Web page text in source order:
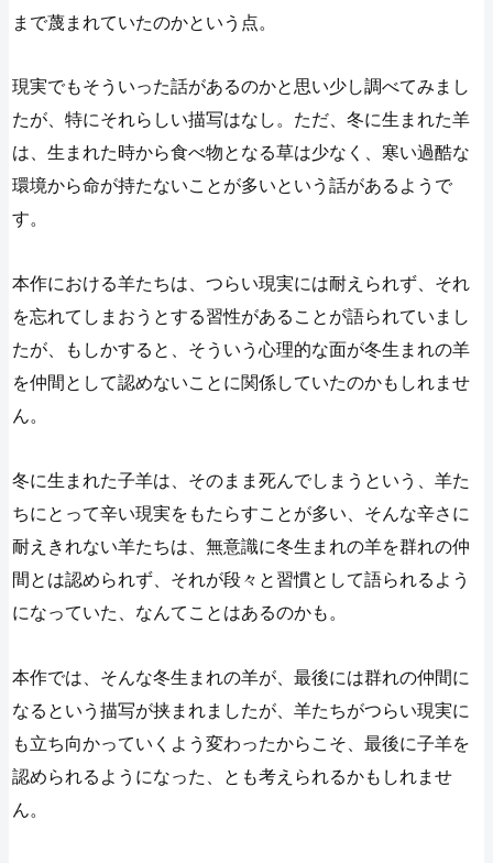
まで蔑まれていたのかという点。
現実でもそういった話があるのかと思い少し調べてみまし
たが、特にそれらしい描写はなし。ただ、冬に生まれた羊
は、生まれた時から食べ物となる草は少なく、寒い過酷な
環境から命が持たないことが多いという話があるようで
す。
本作における羊たちは、つらい現実には耐えられず、それ
を忘れてしまおうとする習性があることが語られていまし
たが、もしかすると、そういう心理的な面が冬生まれの羊
を仲間として認めないことに関係していたのかもしれませ
ん。
冬に生まれた子羊は、そのまま死んでしまうという、羊た
ちにとって辛い現実をもたらすことが多い、そんな辛さに
耐えきれない羊たちは、無意識に冬生まれの羊を群れの仲
間とは認められず、それが段々と習慣として語られるよう
になっていた、なんてことはあるのかも。
本作では、そんな冬生まれの羊が、最後には群れの仲間に
なるという描写が挟まれましたが、羊たちがつらい現実に
も立ち向かっていくよう変わったからこそ、最後に子羊を
認められるようになった、とも考えられるかもしれませ
ん。